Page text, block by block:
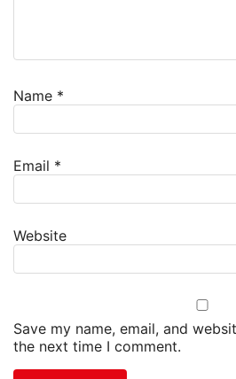
Name *
Email *
Website
Save my name, email, and
the next time I comment.